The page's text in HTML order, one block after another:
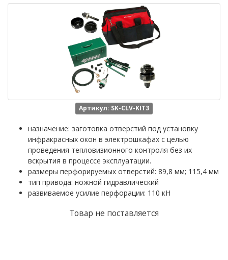
Артикул: SK-CLV-KIT3
назначение: заготовка отверстий под установку
инфракрасных окон в электрошкафах с целью
проведения тепловизионного контроля без их
вскрытия в процессе эксплуатации.
размеры перфорируемых отверстий: 89,8 мм; 115,4 мм
тип привода: ножной гидравлический
развиваемое усилие перфорации: 110 кН
Товар не поставляется